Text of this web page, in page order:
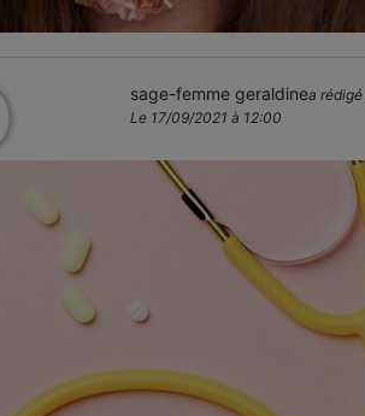
sage-femme geraldinea
Le 17/09/2021 à 12:00